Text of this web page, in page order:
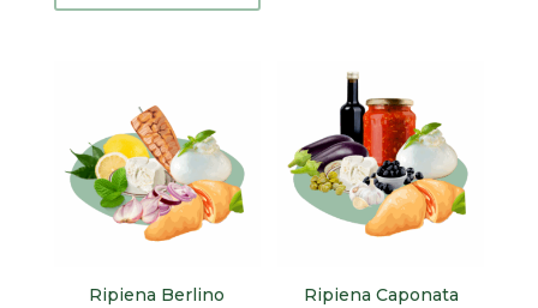
Ripiena Berlino
Ripiena Caponata